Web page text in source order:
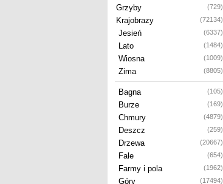
Grzyby (729)
Krajobrazy (72134)
Jesień (6337)
Lato (1484)
Wiosna (1009)
Zima (8805)
Bagna (105)
Burze (169)
Chmury (4879)
Deszcz (259)
Drzewa (20667)
Fale (654)
Farmy i pola (1962)
Góry (17494)